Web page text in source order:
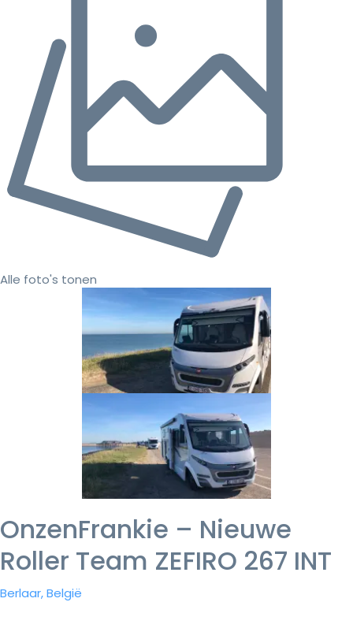
Alle foto's tonen
OnzenFrankie – Nieuwe
Roller Team ZEFIRO 267 INT
Berlaar, België